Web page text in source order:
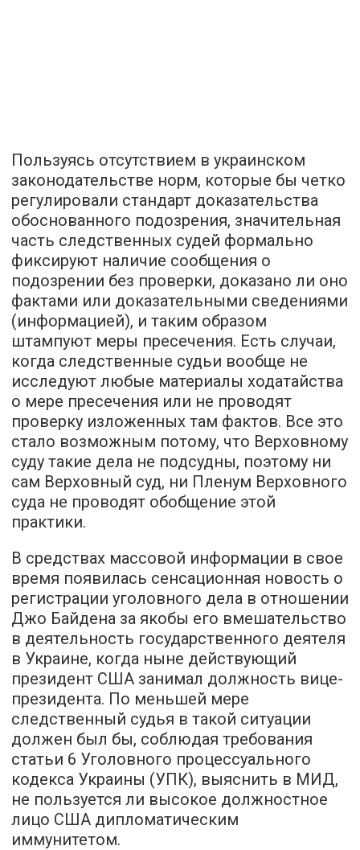
Пользуясь отсутствием в украинском
законодательстве норм, которые бы четко
регулировали стандарт доказательства
обоснованного подозрения, значительная
часть следственных судей формально
фиксируют наличие сообщения о
подозрении без проверки, доказано ли оно
фактами или доказательными сведениями
(информацией), и таким образом
штампуют меры пресечения. Есть случаи,
когда следственные судьи вообще не
исследуют любые материалы ходатайства
о мере пресечения или не проводят
проверку изложенных там фактов. Все это
стало возможным потому, что Верховному
суду такие дела не подсудны, поэтому ни
сам Верховный суд, ни Пленум Верховного
суда не проводят обобщение этой
практики.
В средствах массовой информации в свое
время появилась сенсационная новость о
регистрации уголовного дела в отношении
Джо Байдена за якобы его вмешательство
в деятельность государственного деятеля
в Украине, когда ныне действующий
президент США занимал должность вице-
президента. По меньшей мере
следственный судья в такой ситуации
должен был бы, соблюдая требования
статьи 6 Уголовного процессуального
кодекса Украины (УПК), выяснить в МИД,
не пользуется ли высокое должностное
лицо США дипломатическим
иммунитетом.